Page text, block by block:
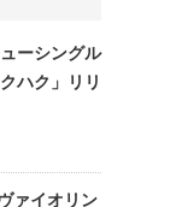
ーシングル
ハク」リリ
ァイオリン